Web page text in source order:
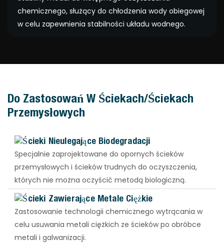
chemicznego, służący do chłodzenia wody obiegowej
w celu zapewnienia stabilności układu wodnego.
Do Zastosowań W Ściekach/ściekach
Przemysłowych
Ścieki Nieulegające Biodegradacji
Specjalnie zaprojektowane do opornych ścieków
przemysłowych i ścieków trudnych do oczyszczenia,
których nie można oczyścić metodą biologiczną.
Ścieki Zawierające Metale Ciężkie
Zastosowanie technologii chemicznego wytrącania w
celu usuwania metali ciężkich ze ścieków po obróbce
metali i galwanizacji.